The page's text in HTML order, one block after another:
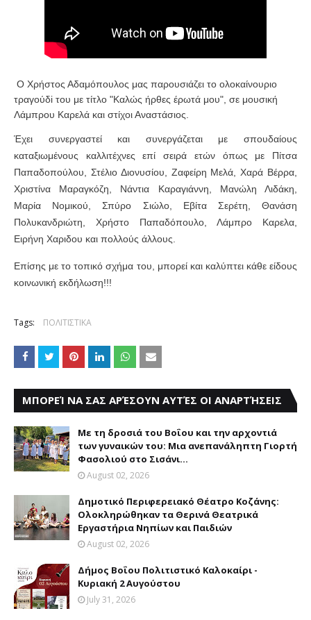
Ο Χρήστος Αδαμόπουλος μας παρουσιάζει το ολοκαίνουριο
τραγούδi του με τίτλο "Καλώς ήρθες έρωτά μου", σε μουσική
Λάμπρου Καρελά και στίχοι Αναστάσιος.
Έχει συνεργαστεί και συνεργάζεται με σπουδαίους
καταξιωμένους καλλιτέχνες επί σειρά ετών όπως με Πίτσα
Παπαδοπούλου, Στέλιο Διονυσίου, Ζαφείρη Μελά, Χαρά Βέρρα,
Χριστίνα Μαραγκόζη, Νάντια Καραγιάννη, Μανώλη Λιδάκη,
Μαρία Νομικού, Σπύρο Σιώλο, Εβίτα Σερέτη, Θανάση
Πολυκανδριώτη, Χρήστο Παπαδόπουλο, Λάμπρο Καρελα,
Ειρήνη Χαριδου και πολλούς άλλους.
Επίσης με το τοπικό σχήμα του, μπορεί και καλύπτει κάθε είδους
κοινωνική εκδήλωση!!!
Tags: ΠΟΛΙΤΙΣΤΙΚΑ
ΜΠΟΡΕΊ ΝΑ ΣΑΣ ΑΡΈΣΟΥΝ ΑΥΤΈΣ ΟΙ ΑΝΑΡΤΉΣΕΙΣ
Με τη δροσιά του Βοΐου και την αρχοντιά
των γυναικών του: Μια ανεπανάληπτη Γιορτή
Φασολιού στο Σισάνι...
August 02, 2026
Δημοτικό Περιφερειακό Θέατρο Κοζάνης:
Ολοκληρώθηκαν τα Θερινά Θεατρικά
Εργαστήρια Νηπίων και Παιδιών
August 02, 2026
Δήμος Βοΐου Πολιτιστικό Καλοκαίρι -
Κυριακή 2 Αυγούστου
July 31, 2026